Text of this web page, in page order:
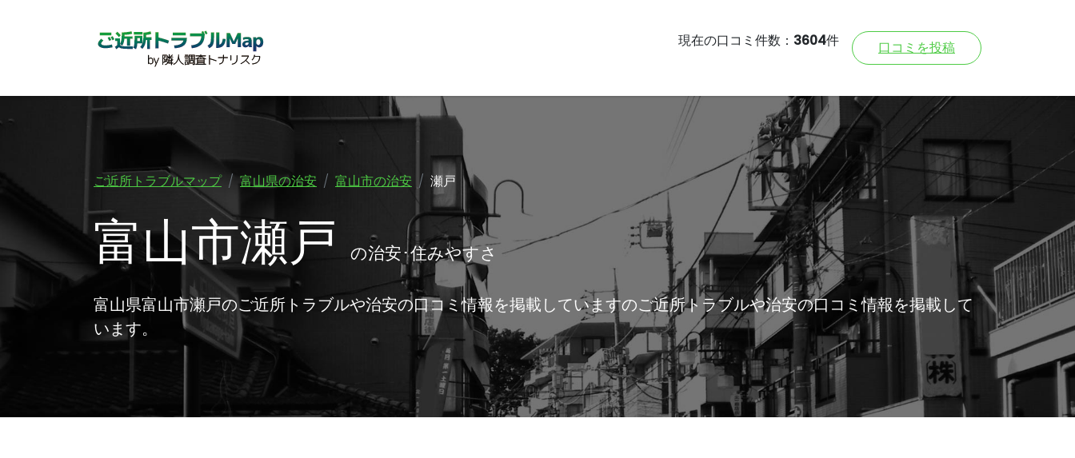
現在の口コミ件数： 3604件 口コミを投稿
ご近所トラブルマップ 富山県の治安 富山市の治安 瀬戸
富山市瀬戸 の治安･住みやすさ
富山県富山市瀬戸のご近所トラブルや治安の口コミ情報を掲載していますのご近所トラブルや治安の口コミ情報を掲載して
います。